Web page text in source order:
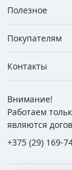
Полезное
Покупателям
Контакты
Внимание!
Работаем
являются
+375 (29) 169-